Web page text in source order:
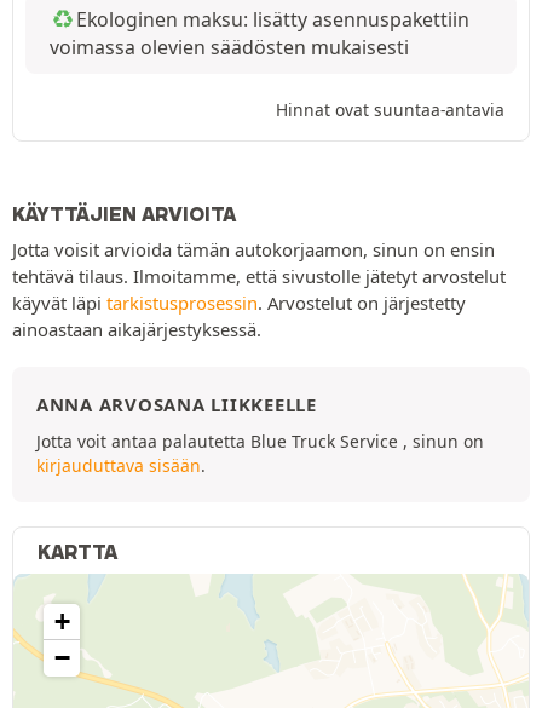
Ekologinen maksu: lisätty asennuspakettiin
voimassa olevien säädösten mukaisesti
Hinnat ovat suuntaa-antavia
KÄYTTÄJIEN ARVIOITA
Jotta voisit arvioida tämän autokorjaamon, sinun on ensin
tehtävä tilaus. Ilmoitamme, että sivustolle jätetyt arvostelut
käyvät läpi tarkistusprosessin. Arvostelut on järjestetty
ainoastaan aikajärjestyksessä.
ANNA ARVOSANA LIIKKEELLE
Jotta voit antaa palautetta Blue Truck Service , sinun on
kirjauduttava sisään.
KARTTA
+
−